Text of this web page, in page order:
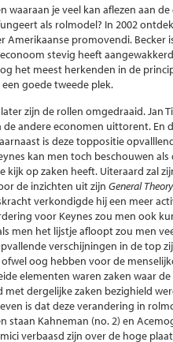
waaraan je veel kan aflezen aan
als rolmodel? In 2002
Amerikaanse promovendi. Becker
stevig heeft
het meest herkenden in de
goede tweede plek.
zijn de rollen omgedraaid. Jan
andere economen uittorent. En
is deze toppositie
kan men toch beschouwen
kijk op zaken heeft. Uiteraard zal
de inzichten uit zijn General Theory
verkondigde hij een meer
voor Keynes zou men ook
men het lijstje afloopt zou men
verschijningen in de top
oog hebben voor de
elementen waren zaken waar
met dergelijke zaken bezighield
is dat deze verandering in
staan Kahneman (no. 2) en
verbaasd zijn over de hoge